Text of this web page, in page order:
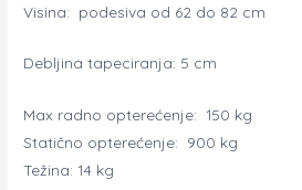
Visina: podesiva od 62 do 82 cm
Debljina tapeciranja: 5 cm
Max radno opterećenje: 150 kg
Statično opterećenje: 900 kg
Težina: 14 kg